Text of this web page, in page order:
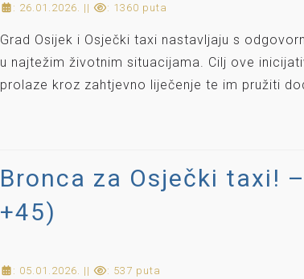
: 26.01.2026. || : 1360 puta
Grad Osijek i Osječki taxi nastavljaju s
u najtežim životnim situacijama. Cilj ove
prolaze kroz zahtjevno liječenje te im pružiti
Bronca za Osječki taxi!
+45)
: 05.01.2026. || : 537 puta